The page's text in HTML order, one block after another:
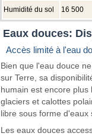
Humidité du sol
16 500
Eaux douces:
Accès limité à l'eau
Bien que l'eau douce
sur Terre, sa
humain est encore
glaciers et calottes
libre sous forme d'eaux
Les eaux douces